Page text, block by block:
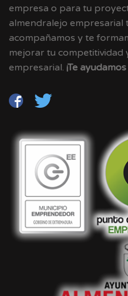
empresa o para tu
almendralejo empresarial
acompañamos y te
mejorar tu competitividad
empresarial. ¡Te